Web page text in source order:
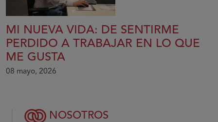
MI NUEVA VIDA: DE SENTIRME
PERDIDO A TRABAJAR EN LO QUE
ME GUSTA
08 mayo, 2026
NOSOTROS